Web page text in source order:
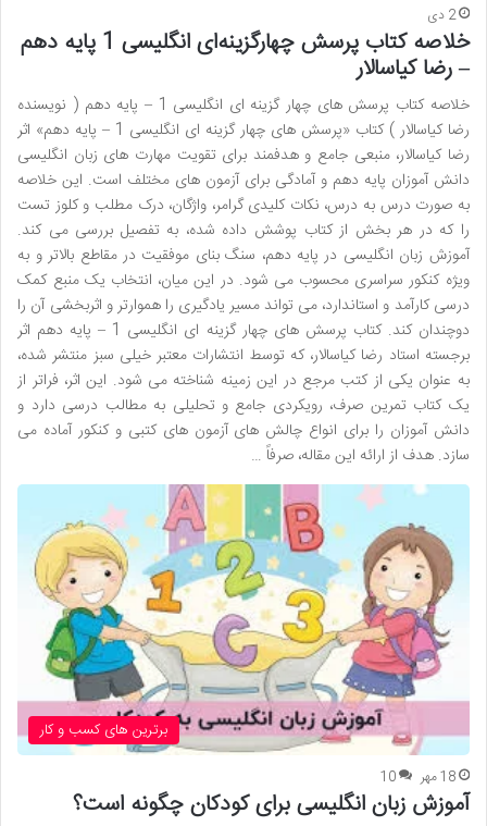
2 دی
خلاصه کتاب پرسش چهارگزینه‌ای انگلیسی 1 پایه دهم
– رضا کیاسالار
خلاصه کتاب پرسش های چهار گزینه ای انگلیسی 1 – پایه دهم ( نویسنده
رضا کیاسالار ) کتاب «پرسش های چهار گزینه ای انگلیسی 1 – پایه دهم» اثر
رضا کیاسالار، منبعی جامع و هدفمند برای تقویت مهارت های زبان انگلیسی
دانش آموزان پایه دهم و آمادگی برای آزمون های مختلف است. این خلاصه
به صورت درس به درس، نکات کلیدی گرامر، واژگان، درک مطلب و کلوز تست
را که در هر بخش از کتاب پوشش داده شده، به تفصیل بررسی می کند.
آموزش زبان انگلیسی در پایه دهم، سنگ بنای موفقیت در مقاطع بالاتر و به
ویژه کنکور سراسری محسوب می شود. در این میان، انتخاب یک منبع کمک
درسی کارآمد و استاندارد، می تواند مسیر یادگیری را هموارتر و اثربخشی آن را
دوچندان کند. کتاب پرسش های چهار گزینه ای انگلیسی 1 – پایه دهم اثر
برجسته استاد رضا کیاسالار، که توسط انتشارات معتبر خیلی سبز منتشر شده،
به عنوان یکی از کتب مرجع در این زمینه شناخته می شود. این اثر، فراتر از
یک کتاب تمرین صرف، رویکردی جامع و تحلیلی به مطالب درسی دارد و
دانش آموزان را برای انواع چالش های آزمون های کتبی و کنکور آماده می
سازد. هدف از ارائه این مقاله، صرفاً …
برترین های کسب و کار
18 مهر 10
آموزش زبان انگلیسی برای کودکان چگونه است؟